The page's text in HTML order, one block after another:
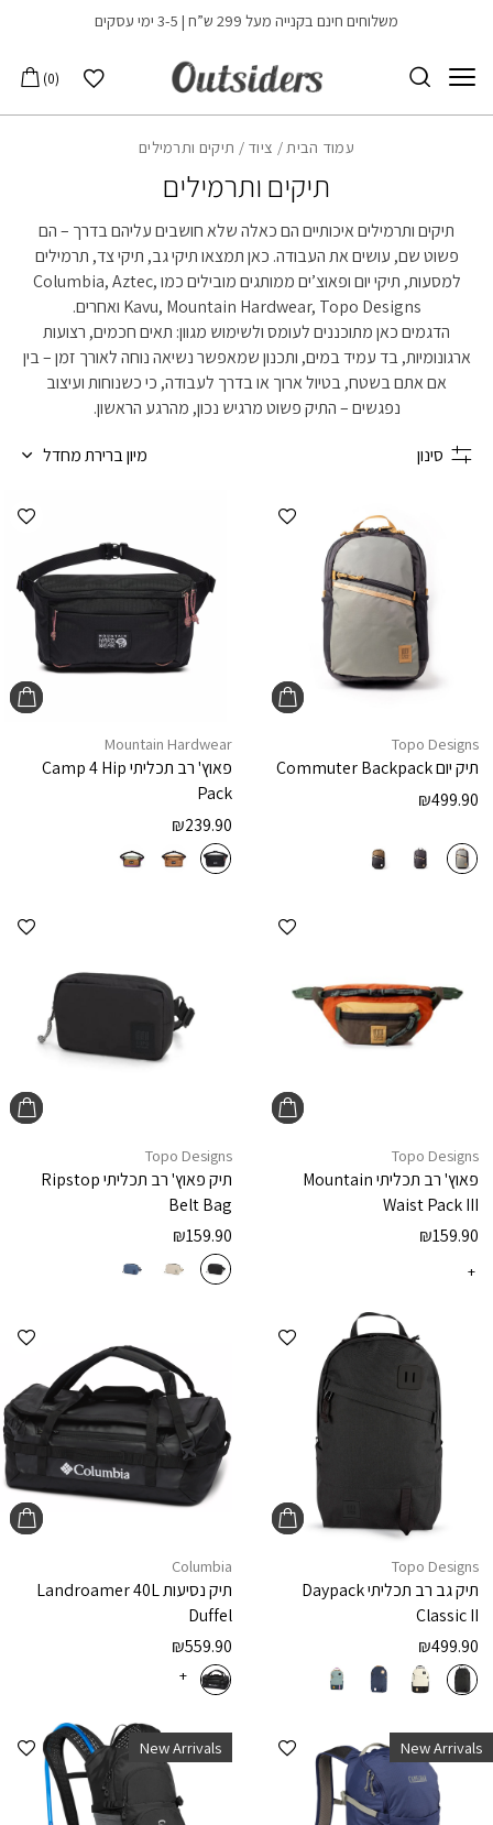
Skip to Contentמשלוחים חינם בקנייה מעל 299 ש”ח | 3-5 ימי עסקים
הרשימה שלי
0
עמוד הבית/ ציוד / תיקים ותרמילים
תיקים ותרמילים
תיקים ותרמילים איכותיים הם כאלה שלא חושבים עליהם בדרך – הם
פשוט שם, עושים את העבודה. כאן תמצאו תיקי גב, תיקי צד, תרמילים
למסעות, תיקי יום ופאוצ’ים ממותגים מובילים כמו Columbia, Aztec,
Kavu, Mountain Hardwear, Topo Designs ואחרים.
הדגמים כאן מתוכננים לעומס ולשימוש מגוון: תאים חכמים, רצועות
ארגונומיות, בד עמיד במים, ותכנון שמאפשר נשיאה נוחה לאורך זמן – בין
אם אתם בשטח, בטיול ארוך או בדרך לעבודה, כי כשנוחות ועיצוב
נפגשים – התיק פשוט מרגיש נכון, מהרגע הראשון.
סינון מיון ברירת מחדל
הוספה למועדפים
Topo Designs
תיק יוםCommuter Backpack
₪499.90
Mountain Hardwear
פאוץ' רב תכליתיCamp 4 Hip
Pack
₪239.90
הוספה למועדפים
Topo Designs
פאוץ' רב תכליתיMountain
Waist Pack III
₪159.90
+
Topo Designs
תיק פאוץ' רב תכליתיRipstop
Belt Bag
₪159.90
הוספה למועדפים
Topo Designs
תיק גב רב תכליתיDaypack
Classic II
₪499.90
Columbia
תיק נסיעותLandroamer 40L
Duffel
₪559.90
+
הוספה למועדפים New Arrivals
New Arrivals